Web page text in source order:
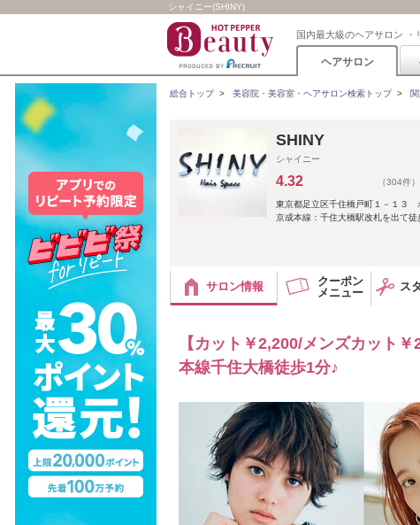
シャイニー(SHINY)
国内最大級のヘアサロン ・
ヘアサロン
総合トップ> 美容院・美容室・ヘアサロン検索トップ>
SHINY
シャイニー
4.32 （304件）
東京都足立区千住橋戸町１－１３
京成本線：千住大橋駅改札を出て
サロン情報
クーポン
メニュー
ス
【カット￥2,200/メンズカット
本線千住大橋徒歩1分♪